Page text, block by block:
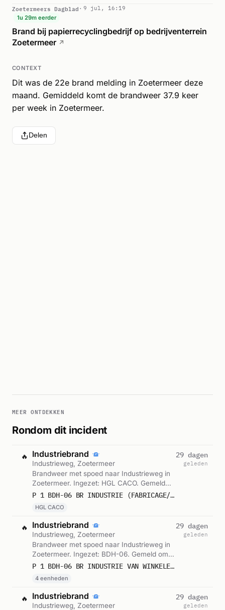
Zoetermeers Dagblad
9 jul, 16:19
1u 29m eerder
Brand bij papierrecyclingbedrijf op bedrijventerrein
Zoetermeer ↗
CONTEXT
Dit was de 22e brand melding in Zoetermeer deze
maand. Gemiddeld komt de brandweer 37.9 keer
per week in Zoetermeer.
Delen
MEER ONTDEKKEN
Rondom dit incident
🔥 Industriebrand
Industrieweg, Zoetermeer
Brandweer met spoed naar Industrieweg in
Zoetermeer. Ingezet: HGL CACO. Gemeld
om 14:52.
P 1 BDH-06 BR INDUSTRIE (FABRICAGE/OPSLAGGEB.) VAN WINKELEN PAPIERRECYCLING INDUSTRIEWEG ZOETERMEER
HGL CACO
29 dagen
geleden
🔥 Industriebrand
Industrieweg, Zoetermeer
Brandweer met spoed naar Industrieweg in
Zoetermeer. Ingezet: BDH-06. Gemeld om
14:52.
P 1 BDH-06 BR INDUSTRIE VAN WINKELEN PAPIERRECYCLING INDUSTRIEWEG ZOETERMEER 155250 155330 155230 159591
4 eenheden
29 dagen
geleden
🔥 Industriebrand
Industrieweg, Zoetermeer
29 dagen
geleden